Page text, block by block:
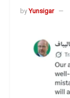
by Yunsigar